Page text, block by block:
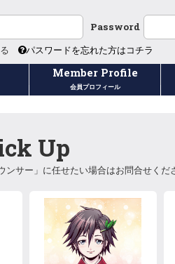
Password
パスワードを忘れた方はコチラ
Member Profile
会員プロフィール
Up
ンサー 」に任せたい場合はお問合せくだ